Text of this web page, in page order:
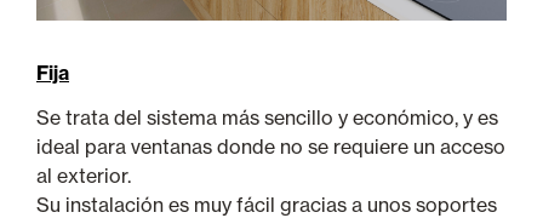
Fija
Se trata del sistema más sencillo y económico, y es
ideal para ventanas donde no se requiere un acceso
al exterior.
Su instalación es muy fácil gracias a unos soportes